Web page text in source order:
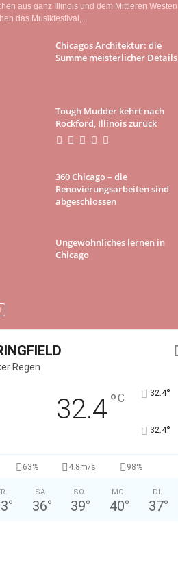
aus ganz Illinois und dem Mittleren Westen
das Musikfestival,...
Chicagos Architektur: die
Summe meisterlicher Details
Tough Mudder kehrt nach
Rockford, Illinois zurück
360 Chicago – die
Renovierungsarbeiten sind
abgeschlossen
Ungewöhnliches lernen in
Chicago
Regen
32.4°C 32.4°
32.4°
63% 4.8m/s 98%
°
SA.
36°
SO.
39°
MO.
40°
DI.
37°